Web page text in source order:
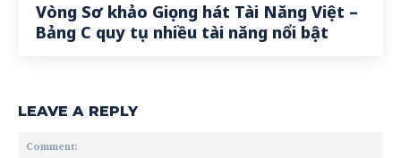
Vòng Sơ khảo Giọng hát Tài Năng Việt –
Bảng C quy tụ nhiều tài năng nổi bật
LEAVE A REPLY